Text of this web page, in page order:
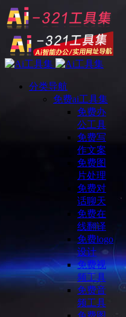
分类导航
免费ai工具集
免费办
公工具
免费写
作文案
免费图
片处理
免费对
话聊天
免费在
线翻译
免费logo
设计
免费视
频工具
免费音
频工具